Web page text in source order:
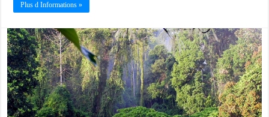
Plus d Informations »